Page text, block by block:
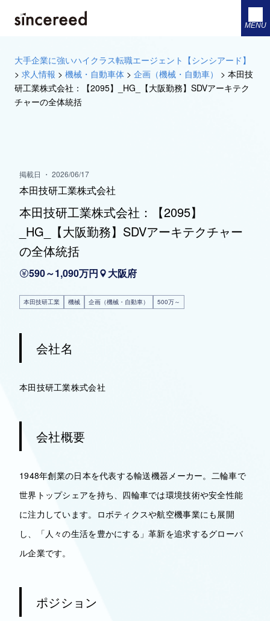
MENU
大手企業に強いハイクラス転職エージェント【シンシアード】
> 求人情報 > 機械・自動車体 > 企画（機械・自動車） > 本田技
研工業株式会社：【2095】_HG_【大阪勤務】SDVアーキテク
チャーの全体統括
掲載日 ・ 2026/06/17
本田技研工業株式会社
本田技研工業株式会社：【2095】
_HG_【大阪勤務】SDVアーキテクチャー
の全体統括
590～1,090万円 大阪府
本田技研工業 機械 企画（機械・自動車） 500万～
会社名
本田技研工業株式会社
会社概要
1948年創業の日本を代表する輸送機器メーカー。二輪車で
世界トップシェアを持ち、四輪車では環境技術や安全性能
に注力しています。ロボティクスや航空機事業にも展開
し、「人々の生活を豊かにする」革新を追求するグローバ
ル企業です。
ポジション